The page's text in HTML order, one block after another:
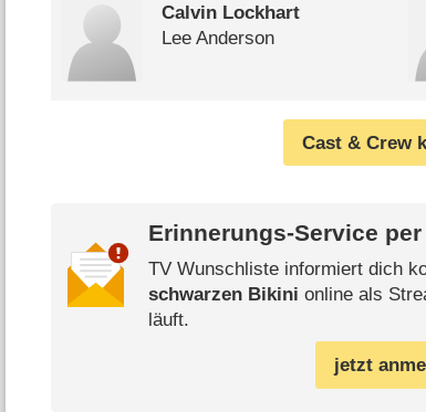
Calvin Lockhart
Lee Anderson
Cast & Crew
Erinnerungs-Service per
TV Wunschliste informiert dich
schwarzen Bikini online als
läuft.
jetzt